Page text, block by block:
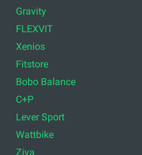
Gravity
FLEXVIT
Xenios
Fitstore
Bobo Balance
C+P
Lever Sport
Wattbike
Ziva